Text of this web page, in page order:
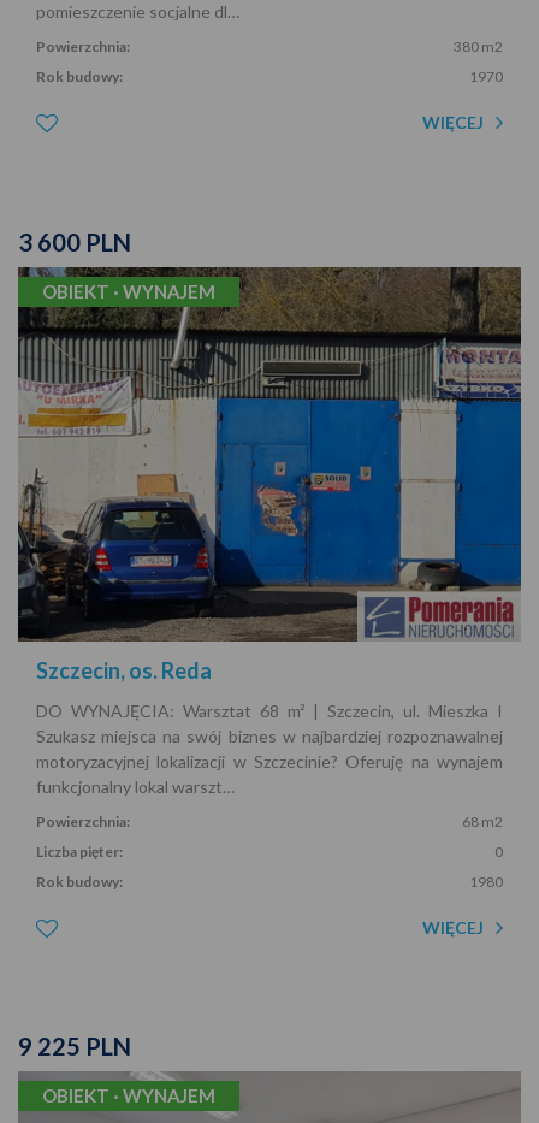
pomieszczenie socjalne dl…
Powierzchnia:
380 m2
Rok budowy:
1970
WIĘCEJ
3 600 PLN
OBIEKT · WYNAJEM
Szczecin, os. Reda
DO WYNAJĘCIA: Warsztat 68 m² | Szczecin, ul. Mieszka I
Szukasz miejsca na swój biznes w najbardziej rozpoznawalnej
motoryzacyjnej lokalizacji w Szczecinie? Oferuję na wynajem
funkcjonalny lokal warszt…
Powierzchnia:
68 m2
Liczba pięter:
0
Rok budowy:
1980
WIĘCEJ
9 225 PLN
OBIEKT · WYNAJEM